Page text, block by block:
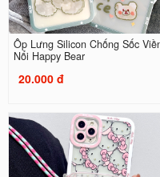
Ốp Lưng Silicon Chống Sốc
Nổi Happy Bear
20.000 đ